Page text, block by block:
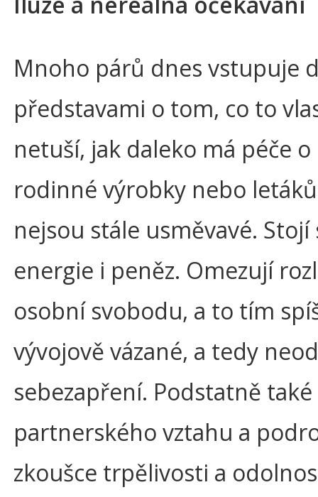
Mnoho párů dnes vstupuje
představami o tom, co to
netuší, jak daleko má péče
rodinné výrobky nebo
nejsou stále usměvavé.
energie i peněz. Omezují
osobní svobodu, a to tím
vývojově vázané, a tedy
sebezapření. Podstatně
partnerského vztahu a
zkoušce trpělivosti a